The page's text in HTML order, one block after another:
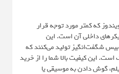
که کمتر مورد توجه قرار
داخلی آن است. این
شگفت‌انگیز تولید می‌کنند که
است. این کیفیت بالا شما را از خرید
گوش دادن به موسیقی یا